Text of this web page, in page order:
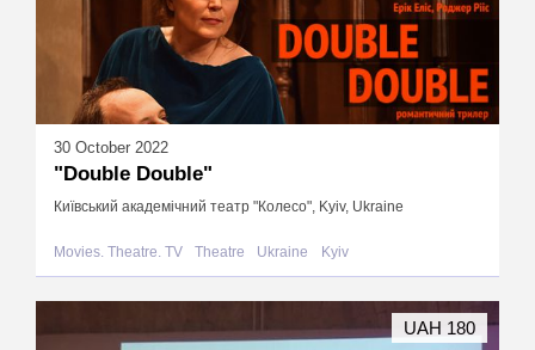
30 October 2022
"Double Double"
Київський академічний театр "Колесо", Kyiv, Ukraine
Movies. Theatre. TV Theatre Ukraine Kyiv
UAH 180